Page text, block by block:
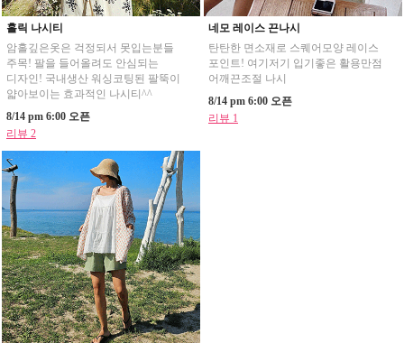
홀릭 나시티
암홀깊은옷은 걱정되서 못입는분들
주목! 팔을 들어올려도 안심되는
디자인! 국내생산 워싱코팅된 팔뚝이
얇아보이는 효과적인 나시티^^
8/14 pm 6:00 오픈
리뷰 2
네모 레이스 끈나시
탄탄한 면소재로 스퀘어모양 레이스
포인트! 여기저기 입기좋은 활용만점
어깨끈조절 나시
8/14 pm 6:00 오픈
리뷰 1